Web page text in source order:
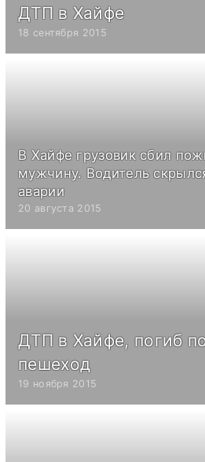
ДТП в Хайфе
18 сентября 2015
В Хайфе грузовик сбил
мужчину. Водитель
аварии
20 августа 2015
ДТП в Хайфе, погиб
пешеход
19 ноября 2015